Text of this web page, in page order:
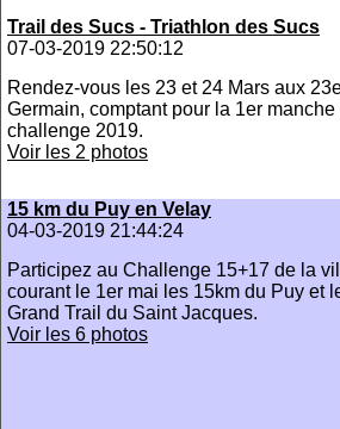
Trail des Sucs - Triathlon des Sucs
07-03-2019 22:50:12
Rendez-vous les 23 et 24 Mars aux
Germain, comptant pour la 1er manche
challenge 2019.
Voir les 2 photos
15 km du Puy en Velay
04-03-2019 21:44:24
Participez au Challenge 15+17 de la
courant le 1er mai les 15km du Puy et
Grand Trail du Saint Jacques.
Voir les 6 photos